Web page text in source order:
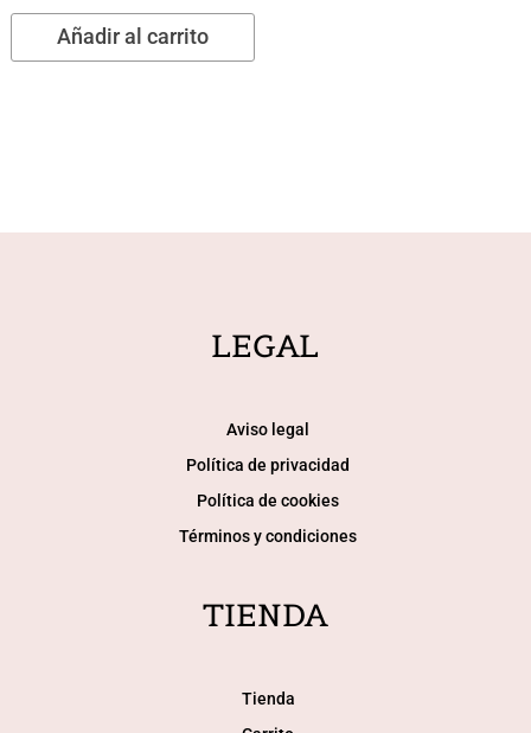
Añadir al carrito
LEGAL
Aviso legal
Política de privacidad
Política de cookies
Términos y condiciones
TIENDA
Tienda